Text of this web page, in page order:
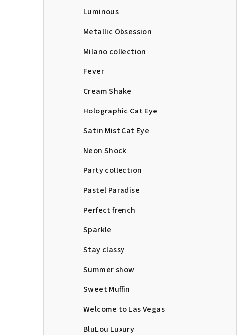
Luminous
Metallic Obsession
Milano collection
Fever
Cream Shake
Holographic Cat Eye
Satin Mist Cat Eye
Neon Shock
Party collection
Pastel Paradise
Perfect french
Sparkle
Stay classy
Summer show
Sweet Muffin
Welcome to Las Vegas
BluLou Luxury